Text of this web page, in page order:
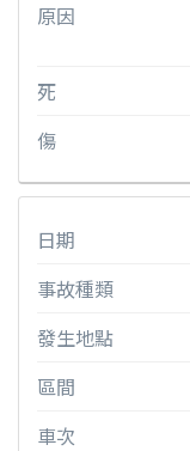
原因
死
傷
日期
事故種類
發生地點
區間
車次